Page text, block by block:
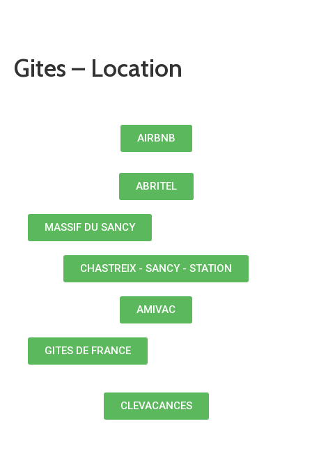
Gites – Location
AIRBNB
ABRITEL
MASSIF DU SANCY
CHASTREIX - SANCY - STATION
AMIVAC
GITES DE FRANCE
CLEVACANCES